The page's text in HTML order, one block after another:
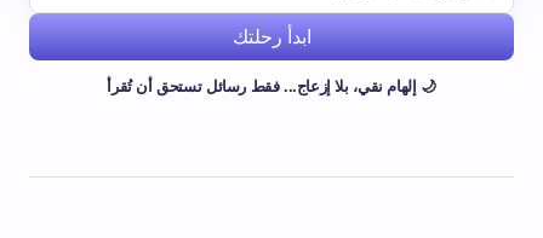
ابدأ رحلتك
🌙 إلهام نقي، بلا إزعاج... فقط رسائل تستحق أن تُقرأ